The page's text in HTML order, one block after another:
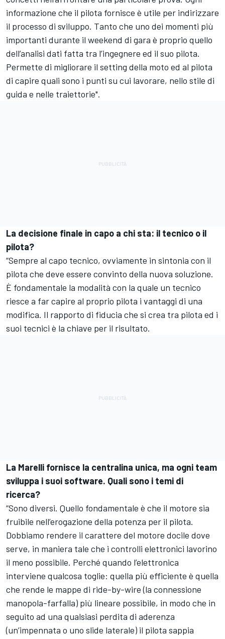
informazione che il pilota fornisce è utile per indirizzare
il processo di sviluppo. Tanto che uno dei momenti più
importanti durante il weekend di gara è proprio quello
dell’analisi dati fatta tra l’ingegnere ed il suo pilota.
Permette di migliorare il setting della moto ed al pilota
di capire quali sono i punti su cui lavorare, nello stile di
guida e nelle traiettorie".
La decisione finale in capo a chi sta: il tecnico o il
pilota?
“Sempre al capo tecnico, ovviamente in sintonia con il
pilota che deve essere convinto della nuova soluzione.
È fondamentale la modalità con la quale un tecnico
riesce a far capire al proprio pilota i vantaggi di una
modifica. Il rapporto di fiducia che si crea tra pilota ed i
suoi tecnici è la chiave per il risultato.
La Marelli fornisce la centralina unica, ma ogni team
sviluppa i suoi software. Quali sono i temi di
ricerca?
“Sono diversi. Quello fondamentale è che il motore sia
fruibile nell’erogazione della potenza per il pilota.
Dobbiamo rendere il carattere del motore docile dove
serve, in maniera tale che i controlli elettronici lavorino
il meno possibile. Perché quando l’elettronica
interviene qualcosa toglie: quella più efficiente è quella
che rende le mappe di ride-by-wire (la connessione
manopola-farfalla) più lineare possibile, in modo che in
seguito ad una qualsiasi perdita di aderenza
(un’impennata o uno slide laterale) il pilota sappia